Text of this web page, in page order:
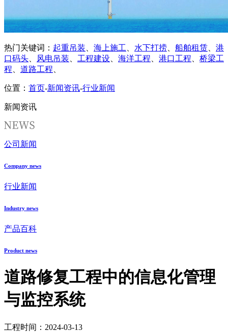
热门关键词： 起重吊装、 海上施工、 水下打捞、 船舶租赁、 港
口码头、 风电吊装、 工程建设、 海洋工程、 港口工程、 桥梁工
程、 道路工程、
位置： 首页-新闻资讯-行业新闻
新闻资讯
公司新闻
Company news
行业新闻
Industry news
产品百科
Product news
道路修复工程中的信息化管理
与监控系统
工程时间：2024-03-13